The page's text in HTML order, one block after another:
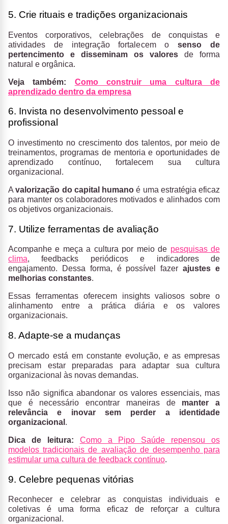
5. Crie rituais e tradições organizacionais
Eventos corporativos, celebrações de conquistas e
atividades de integração fortalecem osenso de
pertencimento e disseminam os valores de forma
natural e orgânica.
Veja também:
Como construir uma cultura de
aprendizado dentro da empresa
6. Invista no desenvolvimento pessoal e
profissional
O investimento no crescimento dos talentos, por meio de
treinamentos, programas de mentoria e oportunidades de
aprendizado contínuo, fortalecem sua cultura
organizacional.
Avalorização do capital humano é uma estratégia eficaz
para manter os colaboradores motivados e alinhados com
os objetivos organizacionais.
7. Utilize ferramentas de avaliação
Acompanhe e meça a cultura por meio de pesquisas de
clima, feedbacks periódicos e indicadores de
engajamento. Dessa forma, é possível fazerajustes e
melhorias constantes.
Essas ferramentas oferecem insights valiosos sobre o
alinhamento entre a prática diária e os valores
organizacionais.
8. Adapte-se a mudanças
O mercado está em constante evolução, e as empresas
precisam estar preparadas para adaptar sua cultura
organizacional às novas demandas.
Isso não significa abandonar os valores essenciais, mas
que é necessário encontrar maneiras de manter a
relevância e inovar sem perder a identidade
organizacional .
Dica de leitura: Como a Pipo Saúde repensou os
modelos tradicionais de avaliação de desempenho para
estimular uma cultura de feedback contínuo.
9. Celebre pequenas vitórias
Reconhecer e celebrar as conquistas individuais e
coletivas é uma forma eficaz de reforçar a cultura
organizacional.